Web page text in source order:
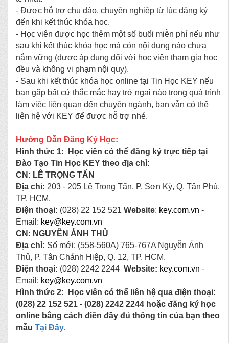
- Được hỗ trợ chu đáo, chuyên nghiệp từ lúc đăng ký
đến khi kết thúc khóa học.
- Học viên được học thêm một số buổi miễn phí nếu như
sau khi kết thúc khóa học mà cón nội dung nào chưa
nắm vững (được áp dụng đối với học viên tham gia học
đều và không vi phạm nội quy).
- Sau khi kết thúc khóa học online tại Tin Học KEY nếu
bạn gặp bất cứ thắc mắc hay trở ngại nào trong quá trình
làm việc liên quan đến chuyên ngành, bạn vẫn có thể
liên hệ với KEY để được hỗ trợ nhé.
Hướng Dẫn Đăng Ký Học:
Hình thức 1:
Học viên có thể đăng ký trực tiếp tại
Đào Tạo Tin Học KEY theo địa chỉ:
CN: LÊ TRỌNG TẤN
Địa chỉ: 203 - 205 Lê Trọng Tấn, P. Sơn Kỳ, Q. Tân Phú,
TP. HCM.
Điện thoại: (028) 22 152 521 Website: key.com.vn -
Email: key@key.com.vn
CN: NGUYỄN ẢNH THỦ
Địa chỉ: Số mới: (558-560A) 765-767A Nguyễn Ảnh
Thủ, P. Tân Chánh Hiệp, Q. 12, TP. HCM.
Điện thoại: (028) 2242 2244 Website: key.com.vn -
Email: key@key.com.vn
Hình thức 2:
Học viên có thể liên hệ qua điện thoại:
(028) 22 152 521 - (028) 2242 2244 hoặc đăng ký học
online bằng cách điền đầy đủ thông tin của bạn theo
mẫu Tại Đây.